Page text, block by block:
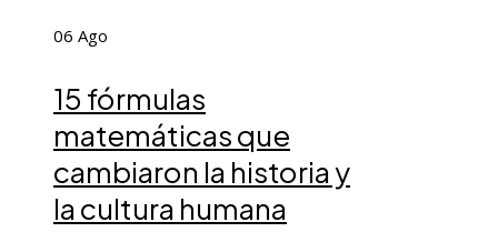
06 Ago
15 fórmulas
matemáticas que
cambiaron la historia y
la cultura humana